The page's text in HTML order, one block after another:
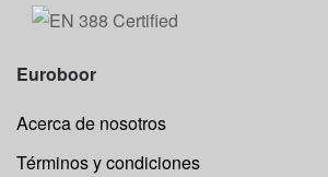
Euroboor
Acerca de nosotros
Términos y condiciones